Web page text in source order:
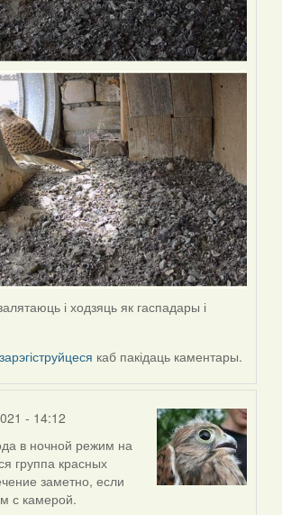
і ходзяць як гаспадары і
зарэгіструйцеся каб пакідаць каментары.
- 14:12
в ночной режим на
группа красных
заметно, если
с камерой.